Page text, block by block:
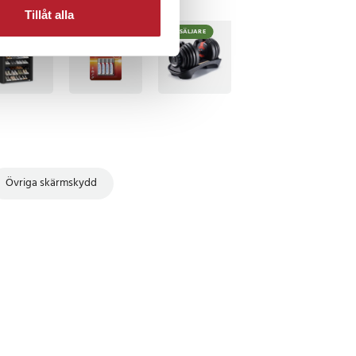
Tillåt alla
BÄSTSÄLJARE
Övriga skärmskydd